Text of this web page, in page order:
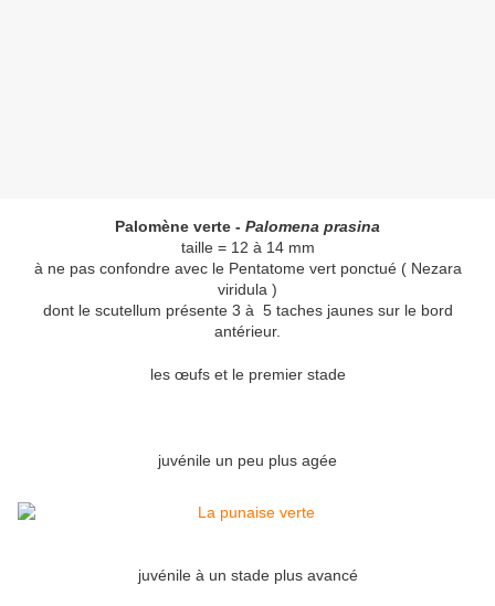
Palomène verte - Palomena prasina
taille = 12 à 14 mm
à ne pas confondre avec le Pentatome vert ponctué ( Nezara
viridula )
dont le scutellum présente 3 à 5 taches jaunes sur le bord
antérieur.
les œufs et le premier stade
juvénile un peu plus agée
juvénile à un stade plus avancé